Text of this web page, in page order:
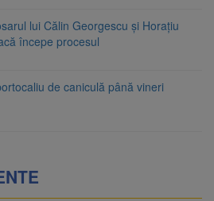
lui Călin Georgescu și Horațiu
începe procesul
de caniculă până vineri